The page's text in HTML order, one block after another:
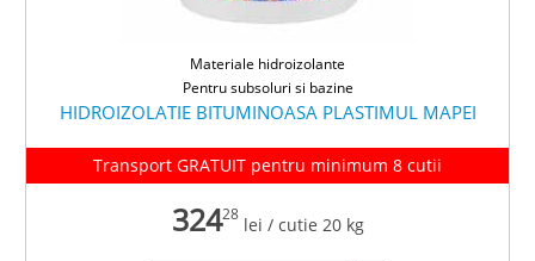
Materiale hidroizolante
Pentru subsoluri si bazine
HIDROIZOLATIE BITUMINOASA PLASTIMUL MAPEI
Transport GRATUIT pentru minimum 8 cutii
32428lei / cutie 20 kg